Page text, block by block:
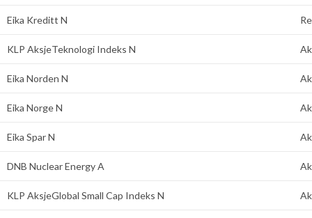
Eika Kreditt N
KLP AksjeTeknologi Indeks N
Eika Norden N
Eika Norge N
Eika Spar N
DNB Nuclear Energy A
KLP AksjeGlobal Small Cap Indeks N